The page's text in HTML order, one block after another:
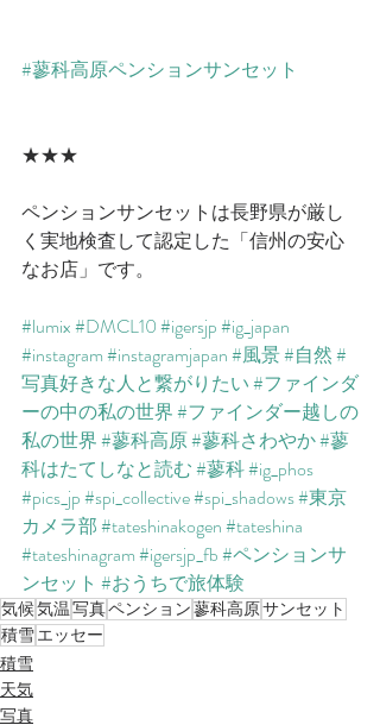
#蓼科高原ペンションサンセット
★★★
ペンションサンセットは長野県が厳し
く実地検査して認定した「信州の安心
なお店」です。
#lumix#DMCL10#igersjp#ig_japan
#instagram#instagramjapan#風景#自然#
写真好きな人と繋がりたい#ファインダ
ーの中の私の世界#ファインダー越しの
私の世界#蓼科高原#蓼科さわやか#蓼
科はたてしなと読む#蓼科#ig_phos
#pics_jp#spi_collective#spi_shadows#東京
カメラ部#tateshinakogen#tateshina
#tateshinagram#igersjp_fb#ペンションサ
ンセット #おうちで旅体験
気候気温写真ペンション蓼科高原サンセット
積雪エッセー
積雪
天気
写真